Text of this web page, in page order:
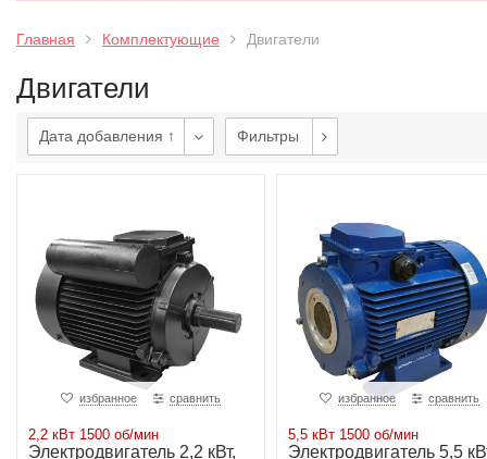
Главная Комплектующие Двигатели
Двигатели
Дата добавления ↑ Фильтры
избранное сравнить
2,2 кВт 1500 об/мин
Электродвигатель 2,2 кВт,
избранное сравнить
5,5 кВт 1500 об/мин
Электродвигатель 5,5